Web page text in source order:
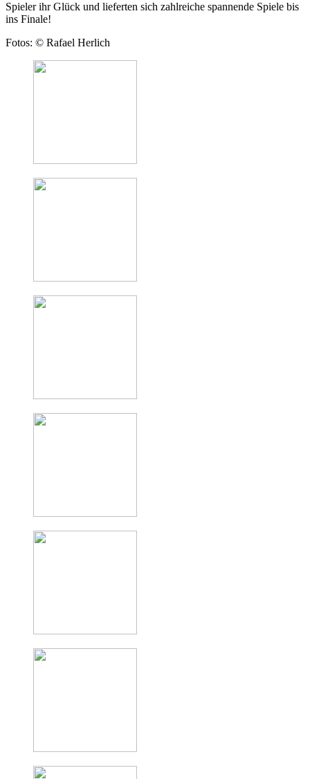
Spieler ihr Glück und lieferten sich zahlreiche spannende Spiele bis
ins Finale!
Fotos: © Rafael Herlich